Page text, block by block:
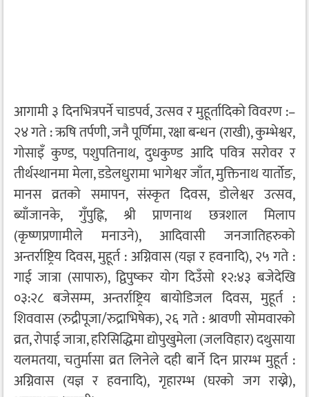
आगामी ३ दिनभित्रपर्ने चाडपर्व, उत्सव र मुहूर्तादिको विवरण :–
२४ गते : ऋषि तर्पणी, जनै पूर्णिमा, रक्षा बन्धन (राखी), कुम्भेश्वर,
गोसाइँ कुण्ड, पशुपतिनाथ, दुधकुण्ड आदि पवित्र सरोवर र
तीर्थस्थानमा मेला, डडेलधुरामा भागेश्वर जाँत, मुक्तिनाथ यार्तोङ,
मानस व्रतको समापन, संस्कृत दिवस, डोलेश्वर उत्सव,
ब्याँजानके, गुँपुह्नि, श्री प्राणनाथ छत्रशाल मिलाप
(कृष्णप्रणामीले मनाउने), आदिवासी जनजातिहरुको
अन्तर्राष्ट्रिय दिवस, मुहूर्त : अग्निवास (यज्ञ र हवनादि), २५ गते :
गाई जात्रा (सापारु), द्विपुष्कर योग दिउँसो १२:४३ बजेदेखि
०३:२८ बजेसम्म, अन्तर्राष्ट्रिय बायोडिजल दिवस, मुहूर्त :
शिववास (रुद्रीपूजा/रुद्राभिषेक), २६ गते : श्रावणी सोमवारको
व्रत, रोपाई जात्रा, हरिसिद्धिमा द्योपुखुमेला (जलविहार) दथुसाया
यलमतया, चतुर्मासा व्रत लिनेले दही बार्ने दिन प्रारम्भ मुहूर्त :
अग्निवास (यज्ञ र हवनादि), गृहारम्भ (घरको जग राख्ने),